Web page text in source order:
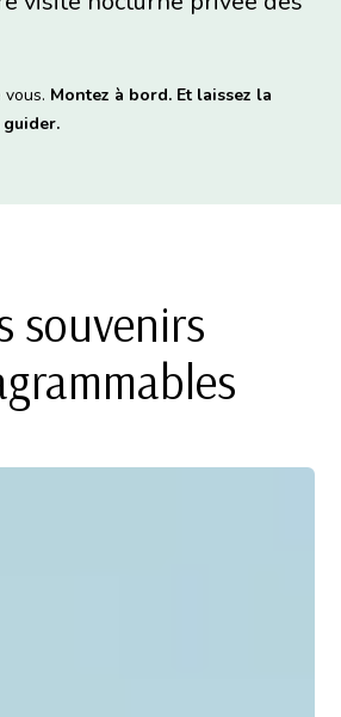
vous. Montez à bord. Et laissez la
guider.
souvenirs